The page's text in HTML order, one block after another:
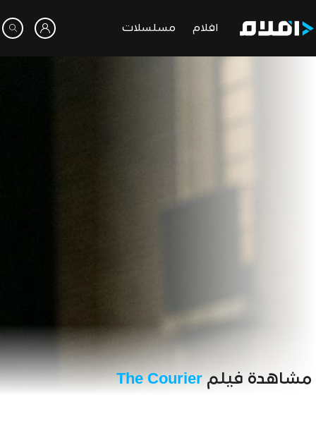
افلام مسلسلات
مشاهدة فيلم The Courier